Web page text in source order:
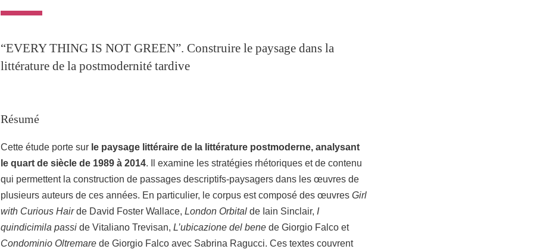
“EVERY THING IS NOT GREEN”. Construire le paysage dans la
littérature de la postmodernité tardive
Résumé
Cette étude porte sur le paysage littéraire de la littérature postmoderne, analysant
le quart de siècle de 1989 à 2014. Il examine les stratégies rhétoriques et de contenu
qui permettent la construction de passages descriptifs-paysagers dans les œuvres de
plusieurs auteurs de ces années. En particulier, le corpus est composé des œuvres Girl
with Curious Hairde David Foster Wallace, London Orbitalde Iain Sinclair, I
quindicimila passide Vitaliano Trevisan, L’ubicazione del benede Giorgio Falco et
Condominio Oltremarede Giorgio Falco avec Sabrina Ragucci. Ces textes couvrent